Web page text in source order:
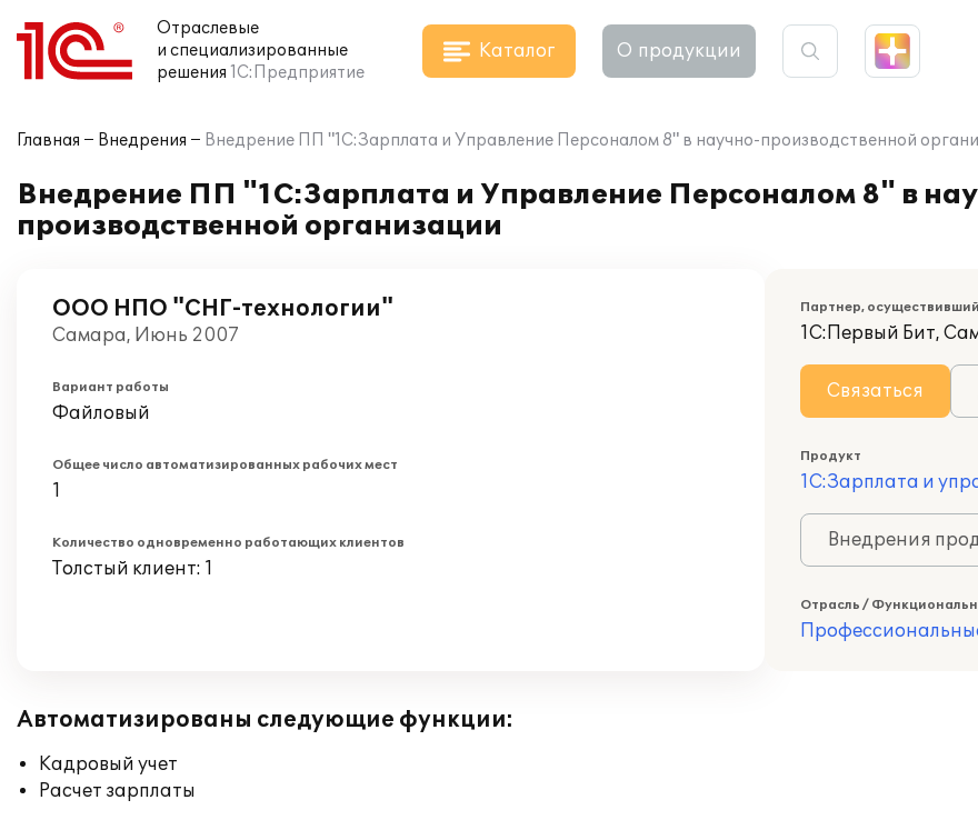
Отраслевые
и специализированные
решения 1С:Предприятие
Каталог О продукции
Главная Внедрения Внедрение ПП "1С:Зарплата и Управление Персоналом 8" в научно-производственной
Внедрение ПП "1С:Зарплата и Управление Персоналом 8" в
производственной организации
ООО НПО "СНГ-технологии"
Самара, Июнь 2007
Вариант работы
Файловый
Общее число автоматизированных рабочих мест
1
Количество одновременно работающих клиентов
Толстый клиент: 1
Партнер,
1С:Первый Бит,
Связаться
Продукт
1С:Зарплата и
Внедрения
Отрасль /
Автоматизированы следующие функции:
Кадровый учет
Расчет зарплаты